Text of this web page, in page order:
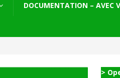
DOCUMENTATION – AVEC
>